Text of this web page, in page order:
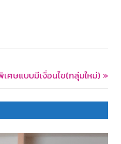
ศษแบบมีเงื่อนไข(กลุ่มใหม่)